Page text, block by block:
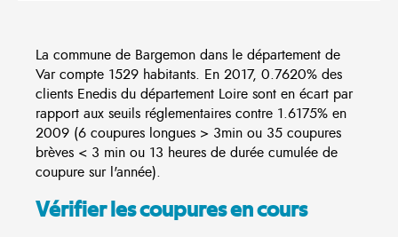
La commune de Bargemon dans le département de
Var compte 1529 habitants. En 2017, 0.7620% des
clients Enedis du département Loire sont en écart par
rapport aux seuils réglementaires contre 1.6175% en
2009 (6 coupures longues > 3min ou 35 coupures
brèves < 3 min ou 13 heures de durée cumulée de
coupure sur l'année).
Vérifier les coupures en cours